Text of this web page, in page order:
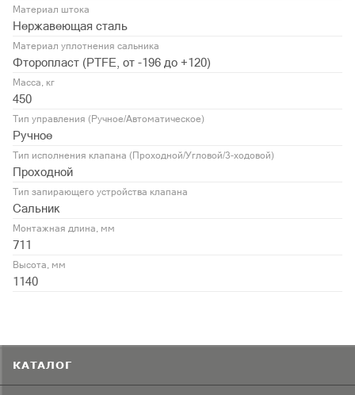
Материал штока
Нержавеющая сталь
Материал уплотнения сальника
Фторопласт (PTFE, от -196 до +120)
Масса, кг
450
Тип управления (Ручное/Автоматическое)
Ручное
Тип исполнения клапана (Проходной/Угловой/3-ходовой)
Проходной
Тип запирающего устройства клапана
Сальник
Монтажная длина, мм
711
Высота, мм
1140
КАТАЛОГ